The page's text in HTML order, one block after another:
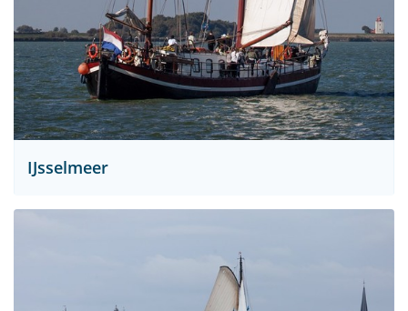
IJsselmeer